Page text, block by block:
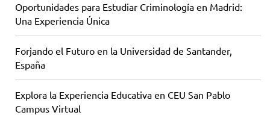
Oportunidades para Estudiar Criminología en Madrid:
Una Experiencia Única
Forjando el Futuro en la Universidad de Santander,
España
Explora la Experiencia Educativa en CEU San Pablo
Campus Virtual